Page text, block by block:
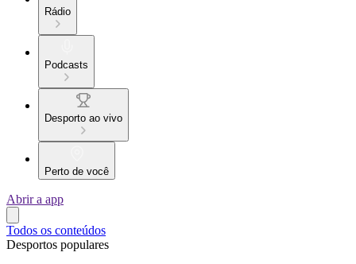
Rádio
Podcasts
Desporto ao vivo
Perto de você
Abrir a app
Todos os conteúdos
Desportos populares